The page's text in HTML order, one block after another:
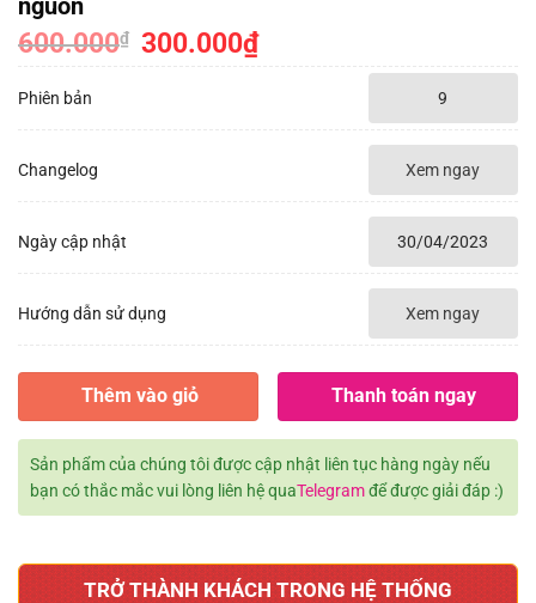
nguồn
600.000₫
Giá
gốc
300.000₫Giá
hiện
Phiên bản 9
Changelog Xem ngay
Ngày cập nhật 30/04/2023
Hướng dẫn sử dụng Xem ngay
Thêm vào giỏ Thanh toán ngay
Sản phẩm của chúng tôi được cập nhật liên tục hàng ngày nếu
bạn có thắc mắc vui lòng liên hệ quaTelegramđể được giải đáp :)
TRỞ THÀNH KHÁCH TRONG HỆ THỐNG